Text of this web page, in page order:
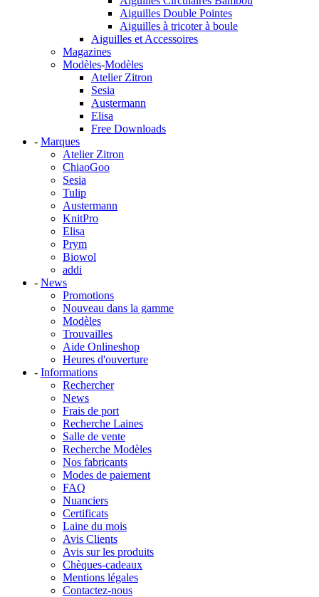
Aiguilles Double Pointes
Aiguilles à tricoter à boule
Aiguilles et Accessoires
Magazines
Modèles-Modèles
Atelier Zitron
Sesia
Austermann
Elisa
Free Downloads
- Marques
Atelier Zitron
ChiaoGoo
Sesia
Tulip
Austermann
KnitPro
Elisa
Prym
Biowol
addi
- News
Promotions
Nouveau dans la gamme
Modèles
Trouvailles
Aide Onlineshop
Heures d'ouverture
- Informations
Rechercher
News
Frais de port
Recherche Laines
Salle de vente
Recherche Modèles
Nos fabricants
Modes de paiement
FAQ
Nuanciers
Certificats
Laine du mois
Avis Clients
Avis sur les produits
Chèques-cadeaux
Mentions légales
Contactez-nous